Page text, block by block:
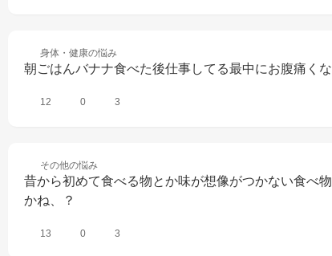
身体・健康の悩み
朝ごはんバナナ食べた後仕事してる最中にお腹痛く
12 0 3
その他の悩み
昔から初めて食べる物とか味が想像がつかない食べ
かね、？
13 0 3